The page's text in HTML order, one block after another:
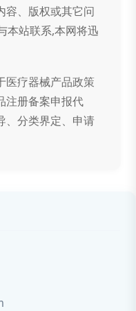
容、版权或其它问
本站联系,本网将迅
医疗器械产品政策
注册备案申报代
、分类界定、申请